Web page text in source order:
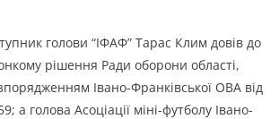
голови “ІФАФ” Тарас Клим довів до
рішення Ради оборони області,
Івано-Франківської ОВА від
а голова Асоціації міні-футболу Івано-